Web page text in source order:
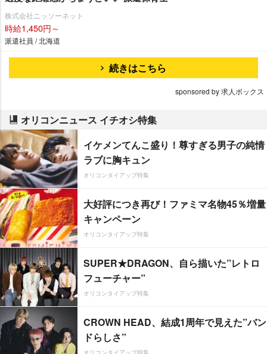
株式会社ニッソーネット
時給1,450円～
派遣社員 / 北海道
続きはこちら
sponsored by 求人ボックス
オリコンニュース イチオシ特集
イケメンてんこ盛り！尊すぎる男子の純情
ラブに胸キュン
オリコンタイアップ特集
大好評につき再び！ファミマ名物45％増量
キャンペーン
オリコンタイアップ特集
SUPER★DRAGON、自ら描いた”レトロ
フューチャー”
オリコンタイアップ特集
CROWN HEAD、結成1周年で見えた”バン
ドらしさ”
オリコンタイアップ特集